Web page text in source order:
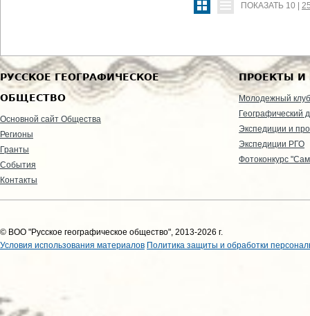
ПОКАЗАТЬ 10
РУССКОЕ ГЕОГРАФИЧЕСКОЕ
ОБЩЕСТВО
Основной сайт Общества
Регионы
Гранты
События
Контакты
ПРОЕКТЫ И
Молодежный клуб
Географический
Экспедиции и
Экспедиции РГО
Фотоконкурс
© ВОО "Русское географическое общество", 2013-2026 г.
Условия использования материалов Политика защиты и обработки